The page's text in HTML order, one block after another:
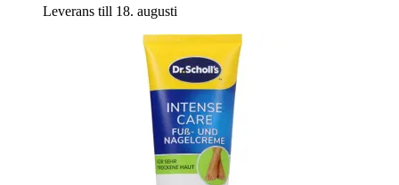
Leverans till 18. augusti